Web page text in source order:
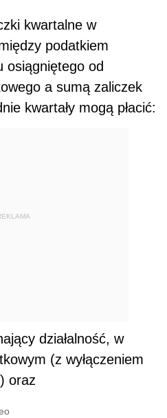
kwartalne w
podatkiem
osiągniętego od
a sumą zaliczek
kwartały mogą płacić:
działalność, w
(z wyłączeniem
oraz